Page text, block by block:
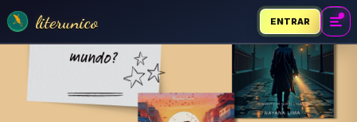
literunico ENTRAR